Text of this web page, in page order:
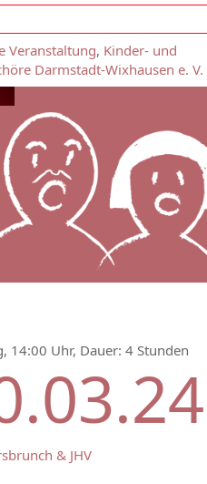
Veranstaltung, Kinder- und
Darmstadt-Wixhausen e. V.
14:00 Uhr, Dauer: 4 Stunden
& JHV